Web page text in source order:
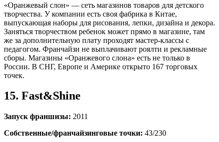
«Оранжевый слон» — сеть магазинов товаров для детского
творчества. У компании есть своя фабрика в Китае,
выпускающая наборы для рисования, лепки, дизайна и декора.
Заняться творчеством ребенок может прямо в магазине, там
же за дополнительную плату проходят мастер-классы с
педагогом. Франчайзи не выплачивают роялти и рекламные
сборы. Магазины «Оранжевого слона» есть не только в
России. В СНГ, Европе и Америке открыто 167 торговых
точек.
15. Fast&Shine
Запуск франшизы: 2011
Собственные/франчайзинговые точки: 43/230